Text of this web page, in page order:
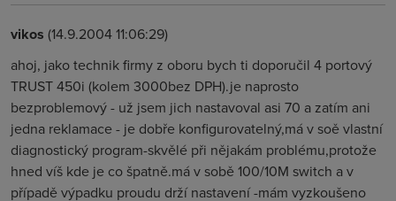
vikos (14.9.2004 11:06:29)
ahoj, jako technik firmy z oboru bych ti doporučil 4 portový
TRUST 450i (kolem 3000bez DPH).je naprosto
bezproblemový - už jsem jich nastavoval asi 70 a zatím ani
jedna reklamace - je dobře konfigurovatelný,má v soě vlastní
diagnostický program-skvělé při nějakám problému,protože
hned víš kde je co špatně.má v sobě 100/10M switch a v
případě výpadku proudu drží nastavení -mám vyzkoušeno